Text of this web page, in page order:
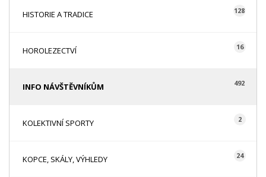
HISTORIE A TRADICE 128
HOROLEZECTVÍ 16
INFO NÁVŠTĚVNÍKŮM 492
KOLEKTIVNÍ SPORTY 2
KOPCE, SKÁLY, VÝHLEDY 24